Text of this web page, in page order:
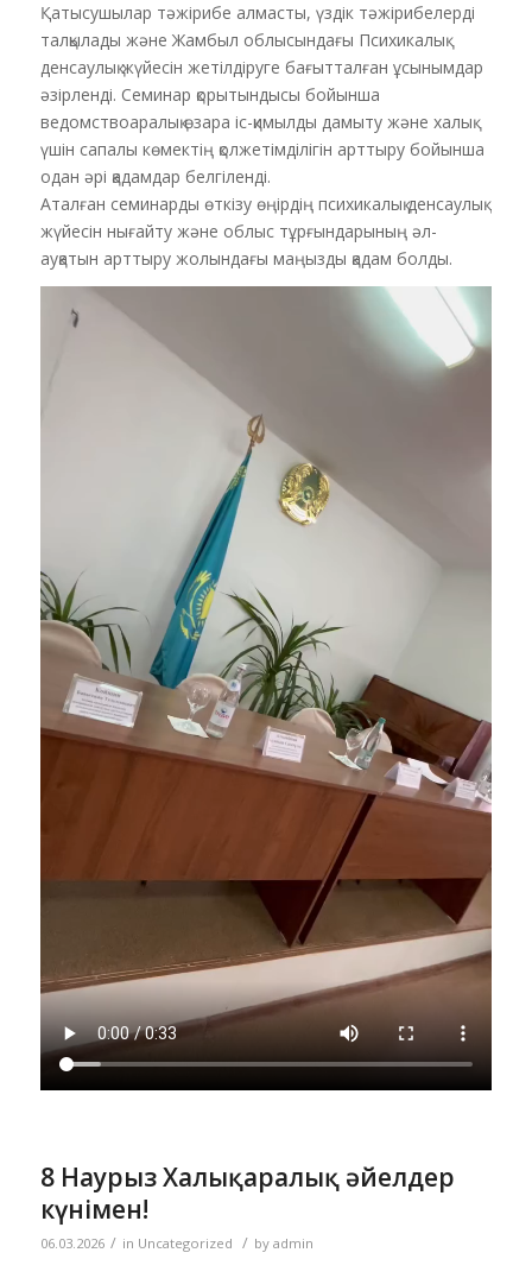
Қатысушылар тәжірибе алмасты, үздік тәжірибелерді
талқылады және Жамбыл облысындағы Психикалық
денсаулық жүйесін жетілдіруге бағытталған ұсынымдар
әзірленді. Семинар қорытындысы бойынша
ведомствоаралық өзара іс-қимылды дамыту және халық
үшін сапалы көмектің қолжетімділігін арттыру бойынша
одан әрі қадамдар белгіленді.
Аталған семинарды өткізу өңірдің психикалық денсаулық
жүйесін нығайту және облыс тұрғындарының әл-
ауқатын арттыру жолындағы маңызды қадам болды.
8 Наурыз Халықаралық әйелдер
күнімен!
06.03.2026 / in Uncategorized / by admin